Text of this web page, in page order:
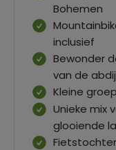
Bohemen
inclusief
Bewonder
van de
Kleine
Unieke mix
glooiende